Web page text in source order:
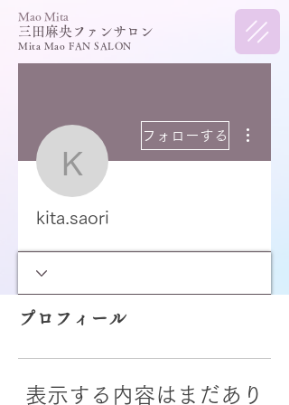
​Mao Mita
三田麻央ファンサロン
Mita Mao FAN SALON
kita.saori
フォローする
kita.saori
プロフィール
表示する内容はまだあり